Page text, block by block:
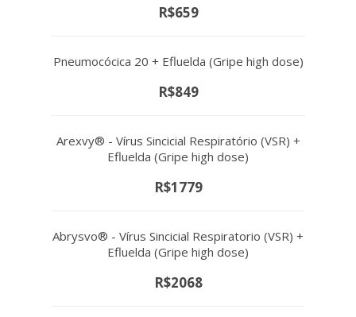
R$659
Pneumocócica 20 + Efluelda (Gripe high dose)
R$849
Arexvy® - Vírus Sincicial Respiratório (VSR) +
Efluelda (Gripe high dose)
R$1779
Abrysvo® - Vírus Sincicial Respiratorio (VSR) +
Efluelda (Gripe high dose)
R$2068